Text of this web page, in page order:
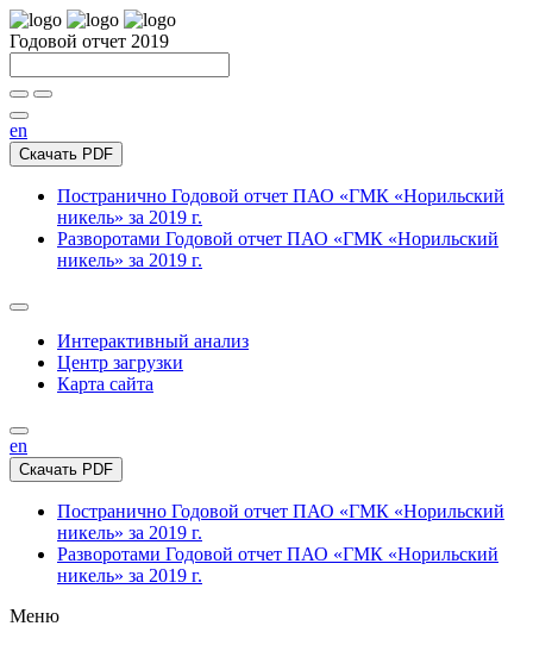
Годовой отчет 2019
en
Скачать PDF
Постранично Годовой отчет ПАО «ГМК «Норильский
никель» за 2019 г.
Разворотами Годовой отчет ПАО «ГМК «Норильский
никель» за 2019 г.
Интерактивный анализ
Центр загрузки
Карта сайта
en
Скачать PDF
Постранично Годовой отчет ПАО «ГМК «Норильский
никель» за 2019 г.
Разворотами Годовой отчет ПАО «ГМК «Норильский
никель» за 2019 г.
Меню